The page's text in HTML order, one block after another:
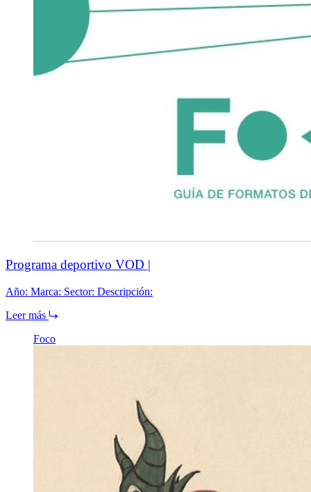
Programa deportivo VOD |
Año: Marca: Sector: Descripción:
Leer más
Foco